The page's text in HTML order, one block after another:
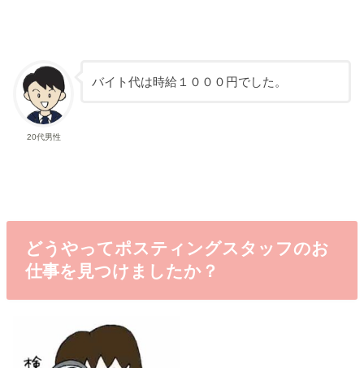
20代男性
バイト代は時給１０００円でした。
どうやってポスティングスタッフのお
仕事を見つけましたか？